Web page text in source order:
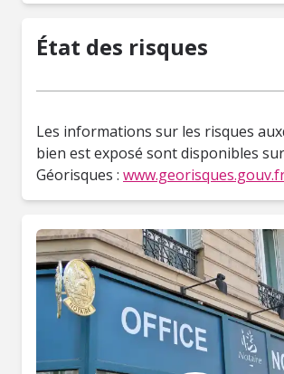
État des risques
Les informations sur les risques
bien est exposé sont disponibles
Géorisques :